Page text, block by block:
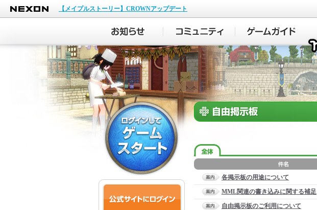
NEXON
【メイプルストーリー】CROWNアップデート
各掲示板の用途について
MML関連の書き込みに関する補足
自由掲示板のご利用について